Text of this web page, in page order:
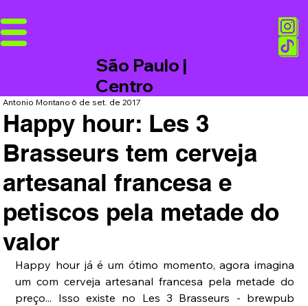
São Paulo |
Centro
Happy hour: Les 3
Brasseurs tem cerveja
artesanal francesa e
petiscos pela metade do
valor
Antonio Montano6 de set. de 2017
Happy hour já é um ótimo momento, agora imagina
um com cerveja artesanal francesa pela metade do
preço... Isso existe no Les 3 Brasseurs - brewpub